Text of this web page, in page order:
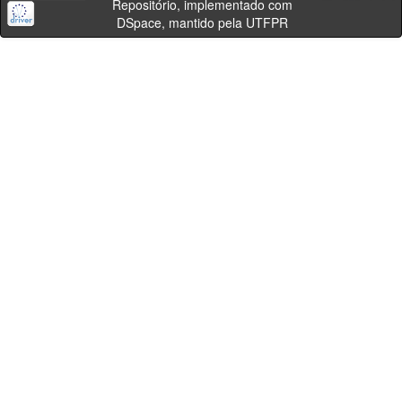
Repositório, implementado com
DSpace, mantido pela UTFPR